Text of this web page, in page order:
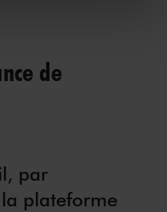
de
par
plateforme